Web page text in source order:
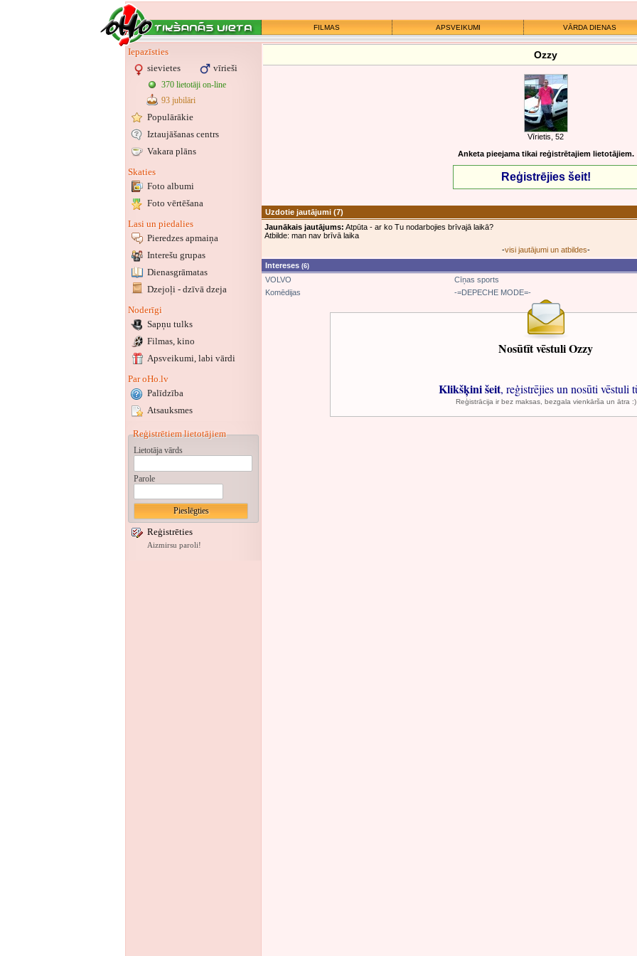
FILMAS APSVEIKUMI VĀRDA DIENAS
Iepazīsties
sievietes
vīrieši
370 lietotāji on-line
93 jubilāri
Populārākie
Iztaujāšanas centrs
Vakara plāns
Skaties
Foto albumi
Foto vērtēšana
Lasi un piedalies
Pieredzes apmaiņa
Interešu grupas
Dienasgrāmatas
Dzejoļi - dzīvā dzeja
Noderīgi
Sapņu tulks
Filmas, kino
Apsveikumi, labi vārdi
Par oHo.lv
Palīdzība
Atsauksmes
Reģistrētiem lietotājiem
Lietotāja vārds
Parole
Reģistrēties
Aizmirsu paroli!
Ozzy
Vīrietis, 52
Anketa pieejama tikai reģistrētajiem lietotājiem.
Reģistrējies šeit!
Uzdotie jautājumi (7)
Jaunākais jautājums: Atpūta - ar ko Tu nodarbojies brīvajā laikā?
Atbilde: man nav brīvā laika
-visi jautājumi un atbildes-
Intereses (6)
VOLVO Cīņas sports
Komēdijas
-=DEPECHE MODE=-
Nosūtīt vēstuli Ozzy
Klikšķini šeit, reģistrējies un nosūti vēstuli
Reģistrācija ir bez maksas, bezgala vienkārša un ātra :)